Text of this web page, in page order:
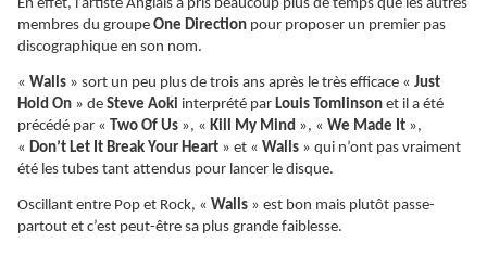
En effet, l’artiste Anglais a pris beaucoup plus de temps que les autres
membres du groupe One Direction pour proposer un premier pas
discographique en son nom.
« Walls » sort un peu plus de trois ans après le très efficace « Just
Hold On » de Steve Aoki interprété par Louis Tomlinson et il a été
précédé par «
Two Of Us », « Kill My Mind », « We Made It »,
« Don’t Let It Break Your Heart » et « Walls » qui n’ont pas vraiment
été les tubes tant attendus pour lancer le disque.
Oscillant entre Pop et Rock, « Walls » est bon mais plutôt passe-
partout et c’est peut-être sa plus grande faiblesse.